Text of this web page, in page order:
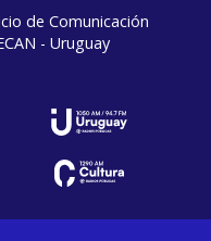
de Comunicación
- Uruguay